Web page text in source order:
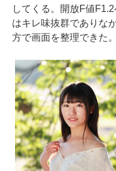
してくる。開放F値
はキレ味抜群でありな
方で画面を整理できた。